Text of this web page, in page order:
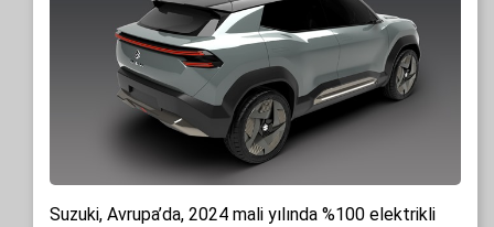
Suzuki, Avrupa’da, 2024 mali yılında %100 elektrikli